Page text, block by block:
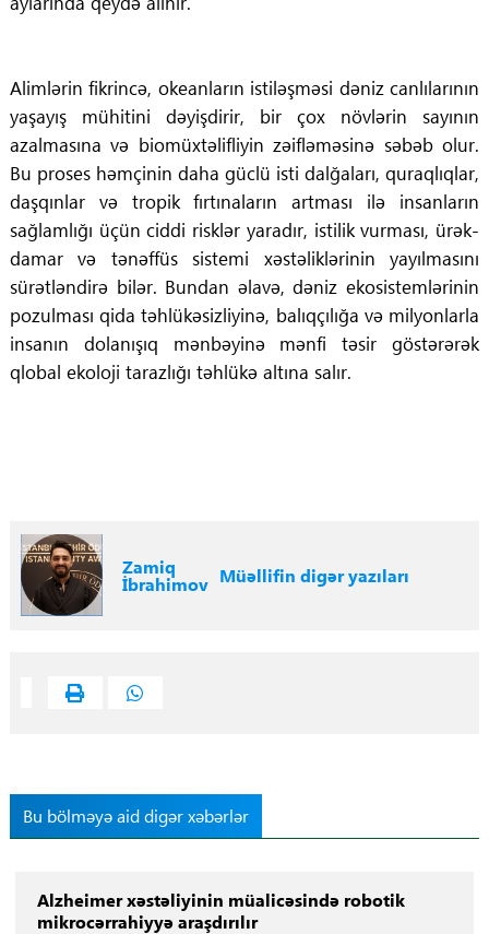
Alimlərin fikrincə, okeanların istiləşməsi dəniz canlılarının
yaşayış mühitini dəyişdirir, bir çox növlərin sayının
azalmasına və biomüxtəlifliyin zəifləməsinə səbəb olur.
Bu proses həmçinin daha güclü isti dalğaları, quraqlıqlar,
daşqınlar və tropik fırtınaların artması ilə insanların
sağlamlığı üçün ciddi risklər yaradır, istilik vurması, ürək-
damar və tənəffüs sistemi xəstəliklərinin yayılmasını
sürətləndirə bilər. Bundan əlavə, dəniz ekosistemlərinin
pozulması qida təhlükəsizliyinə, balıqçılığa və milyonlarla
insanın dolanışıq mənbəyinə mənfi təsir göstərərək
qlobal ekoloji tarazlığı təhlükə altına salır.
Zamiq
İbrahimov Müəllifin digər yazıları
Bu bölməyə aid digər xəbərlər
Alzheimer xəstəliyinin müalicəsində robotik
mikrocərrahiyyə araşdırılır